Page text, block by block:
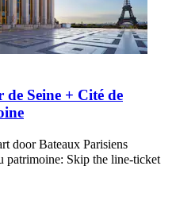
Seine + Cité de
door Bateaux Parisiens
patrimoine: Skip the line-ticket